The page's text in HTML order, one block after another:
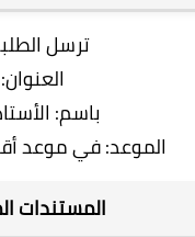
ترسل
العنوان: ص.ب
باسم:
الموعد: في موعد أقصاه 21 يوماً من تاريخ
المستندات